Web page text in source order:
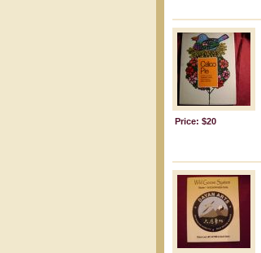
Price: $20